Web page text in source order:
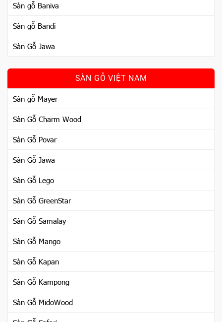
Sàn gỗ Baniva
Sàn gỗ Bandi
Sàn Gỗ Jawa
SÀN GỖ VIỆT NAM
Sàn gỗ Mayer
Sàn Gỗ Charm Wood
Sàn Gỗ Povar
Sàn Gỗ Jawa
Sàn Gỗ Lego
Sàn Gỗ GreenStar
Sàn Gỗ Samalay
Sàn Gỗ Mango
Sàn Gỗ Kapan
Sàn Gỗ Kampong
Sàn Gỗ MidoWood